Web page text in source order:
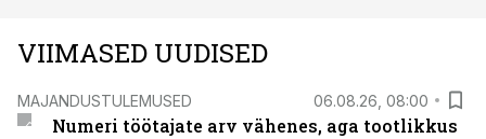
VIIMASED UUDISED
MAJANDUSTULEMUSED 06.08.26, 08:00
Numeri töötajate arv vähenes, aga tootlikkus